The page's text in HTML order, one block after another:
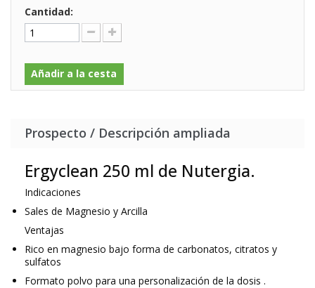
Cantidad:
Añadir a la cesta
Prospecto / Descripción ampliada
Ergyclean 250 ml de Nutergia.
Indicaciones
Sales de Magnesio y Arcilla
Ventajas
Rico en magnesio bajo forma de carbonatos, citratos y
sulfatos
Formato polvo para una personalización de la dosis .